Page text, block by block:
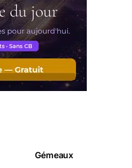
Gémeaux